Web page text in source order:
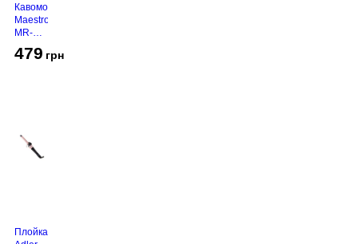
Кавомолка
Maestro
MR-
Grey
479 грн
Плойка